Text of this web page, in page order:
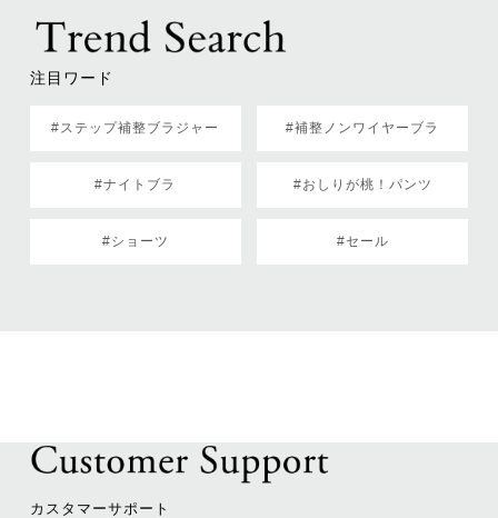
注目ワード
#ステップ補整ブラジャー #補整ノンワイヤーブラ
#ナイトブラ #おしりが桃！パンツ
#ショーツ #セール
カスタマーサポート